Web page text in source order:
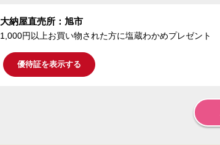
大納屋直売所：旭市
1,000円以上お買い物された方に塩蔵わかめプレゼント
優待証を表示する